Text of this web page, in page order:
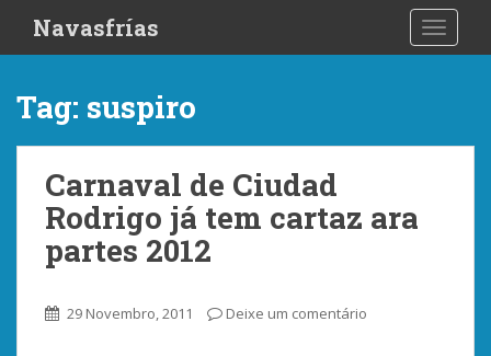
i
Navasfrías
Tag: suspiro
Carnaval de Ciudad
Rodrigo já tem cartaz ara
partes 2012
29 Novembro, 2011 Deixe um comentário